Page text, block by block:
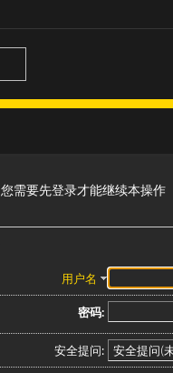
您需要先登录才能继续本操作
用户名
密码:
安全提问: